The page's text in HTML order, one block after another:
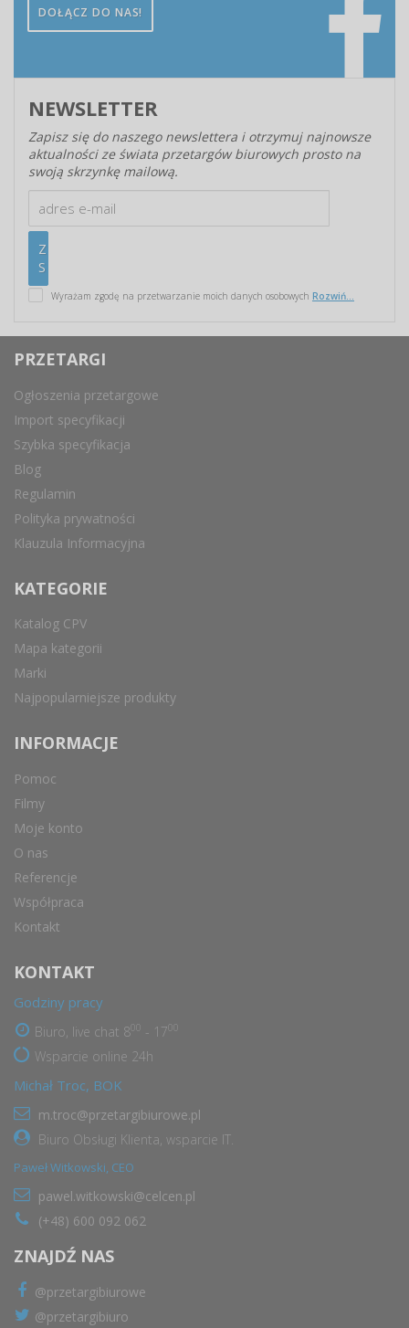
DOŁĄCZ DO NAS!
NEWSLETTER
Zapisz się do naszego newslettera i otrzymuj najnowsze
aktualności ze świata przetargów biurowych prosto na
swoją skrzynkę mailową.
Wyrażam zgodę na przetwarzanie moich danych osobowych Rozwiń...
PRZETARGI
Ogłoszenia przetargowe
Import specyfikacji
Szybka specyfikacja
Blog
Regulamin
Polityka prywatności
Klauzula Informacyjna
KATEGORIE
Katalog CPV
Mapa kategorii
Marki
Najpopularniejsze produkty
INFORMACJE
Pomoc
Filmy
Moje konto
O nas
Referencje
Współpraca
Kontakt
KONTAKT
Godziny pracy
Biuro, live chat 8 - 17
Wsparcie online 24h
Michał Troc, BOK
m.troc@przetargibiurowe.pl
Biuro Obsługi Klienta, wsparcie IT.
Paweł Witkowski, CEO
pawel.witkowski@celcen.pl
(+48) 600 092 062
ZNAJDŹ NAS
@przetargibiurowe
@przetargibiuro